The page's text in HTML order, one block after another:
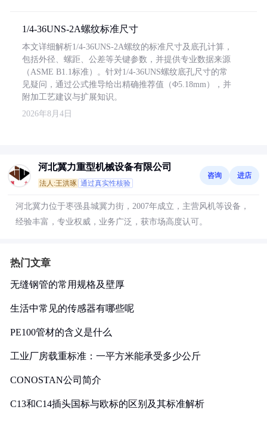
1/4-36UNS-2A螺纹标准尺寸
本文详细解析1/4-36UNS-2A螺纹的标准尺寸及底孔计算，
包括外径、螺距、公差等关键参数，并提供专业数据来源
（ASME B1.1标准）。针对1/4-36UNS螺纹底孔尺寸的常
见疑问，通过公式推导给出精确推荐值（Φ5.18mm），并
附加工艺建议与扩展知识。
2026年8月4日
河北冀力重型机械设备有限公司
法人:王洪琢 通过真实性核验
咨询 进店
河北冀力位于枣强县城冀力街，2007年成立，主营风机等设备，
经验丰富，专业权威，业务广泛，获市场高度认可。
热门文章
无缝钢管的常用规格及壁厚
生活中常见的传感器有哪些呢
PE100管材的含义是什么
工业厂房载重标准：一平方米能承受多少公斤
CONOSTAN公司简介
C13和C14插头国标与欧标的区别及其标准解析